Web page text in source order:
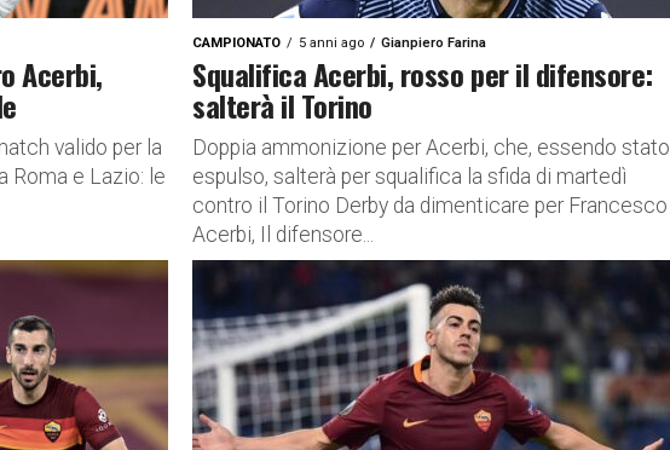
Acerbi,
valido per la
Roma e Lazio: le
CAMPIONATO 5 anni ago Gianpiero Farina
Squalifica Acerbi, rosso per il difensore:
salterà il Torino
Doppia ammonizione per Acerbi, che, essendo stato
espulso, salterà per squalifica la sfida di martedì
contro il Torino Derby da dimenticare per Francesco
Acerbi, Il difensore...